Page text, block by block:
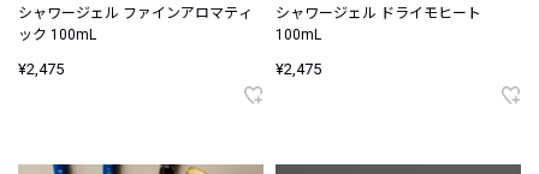
シャワージェル ファインアロマティ
ック 100mL
¥2,475
シャワージェル ドライモヒート
100mL
¥2,475